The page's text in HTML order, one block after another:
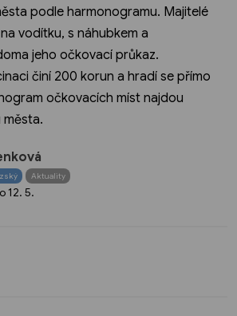
podle harmonogramu. Majitelé
vodítku, s náhubkem a
jeho očkovací průkaz.
činí 200 korun a hradí se přímo
očkovacích míst najdou
města.
Aktuality
12. 5.